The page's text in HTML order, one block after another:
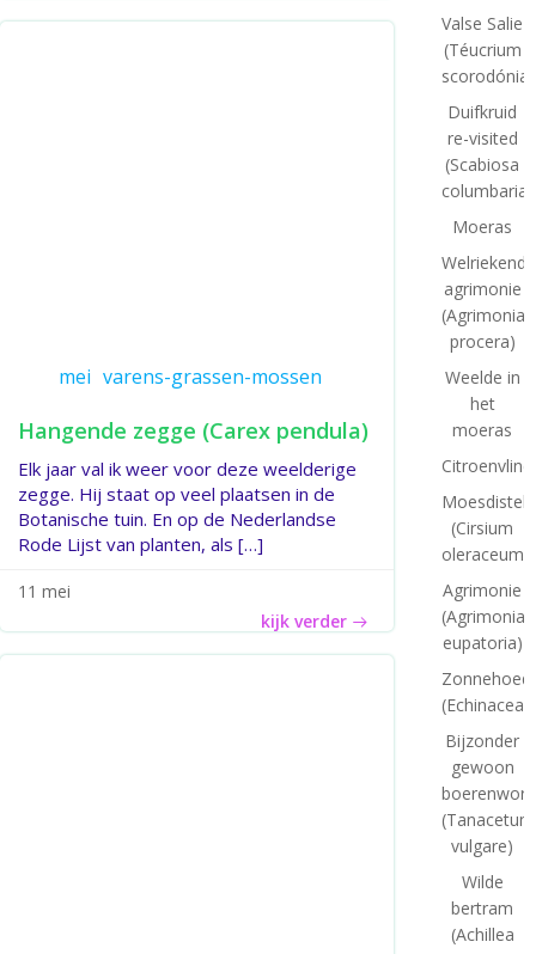
mei varens-grassen-mossen
Hangende zegge (Carex pendula)
Elk jaar val ik weer voor deze weelderige
zegge. Hij staat op veel plaatsen in de
Botanische tuin. En op de Nederlandse
Rode Lijst van planten, als […]
11 mei
kijk verder
Valse Salie
(Téucrium
scorodónia)
Duifkruid
re-visited
(Scabiosa
columbaria)
Moeras
Welriekende
agrimonie
(Agrimonia
procera)
Weelde in
het
moeras
Moesdistel
(Cirsium
oleraceum)
Agrimonie
(Agrimonia
eupatoria)
Zonnehoed
(Echinacea)
Bijzonder
gewoon
(Tanacetum
vulgare)
Wilde
bertram
(Achillea